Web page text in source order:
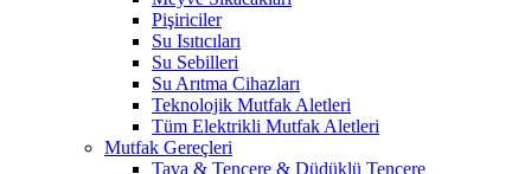
Pişiriciler
Su Isıtıcıları
Su Sebilleri
Su Arıtma Cihazları
Teknolojik Mutfak Aletleri
Tüm Elektrikli Mutfak Aletleri
Mutfak Gereçleri
Tava & Tencere & Düdüklü Tencere